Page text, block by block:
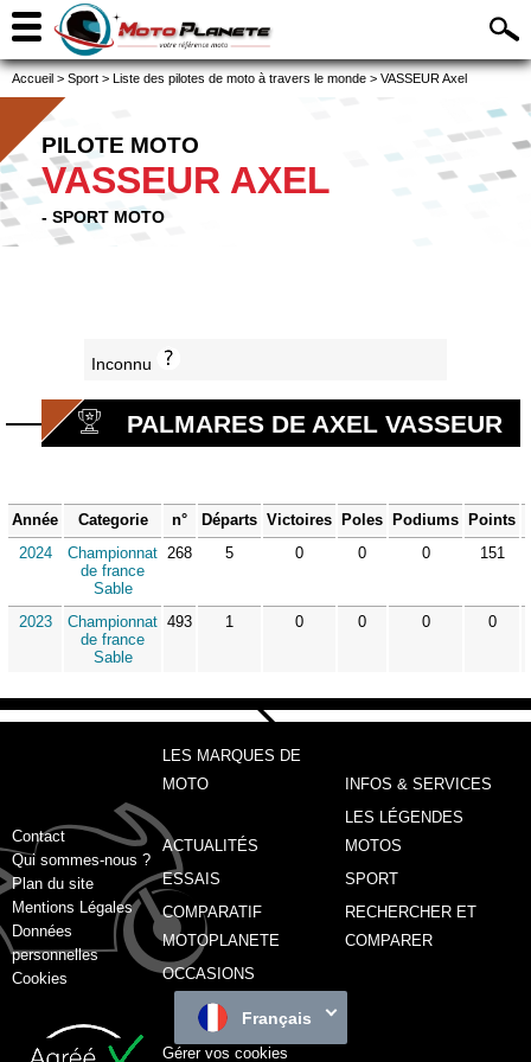
Accueil > Sport > Liste des pilotes de moto à travers le monde > VASSEUR Axel
PILOTE MOTO
VASSEUR AXEL
- SPORT MOTO
Inconnu
PALMARES DE AXEL VASSEUR
Année Categorie n° Départs Victoires Poles Podiums Points
2024
Championnat
de france
Sable
268 5 0 0 0 151
2023
Championnat
de france
Sable
493 1 0 0 0 0
Contact
Qui sommes-nous ?
Plan du site
Mentions Légales
Données
personnelles
Cookies
LES MARQUES DE
MOTO
INFOS & SERVICES
ACTUALITÉS
LES LÉGENDES
MOTOS
ESSAIS
SPORT
COMPARATIF
MOTOPLANETE
RECHERCHER ET
COMPARER
OCCASIONS
Français
Gérer vos cookies